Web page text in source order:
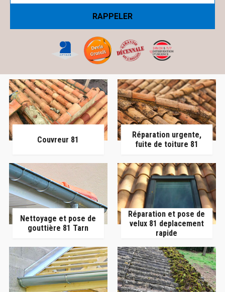
Couvreur 81
Réparation urgente,
fuite de toiture 81
Nettoyage et pose de
gouttière 81 Tarn
Réparation et pose de
velux 81 deplacement
rapide